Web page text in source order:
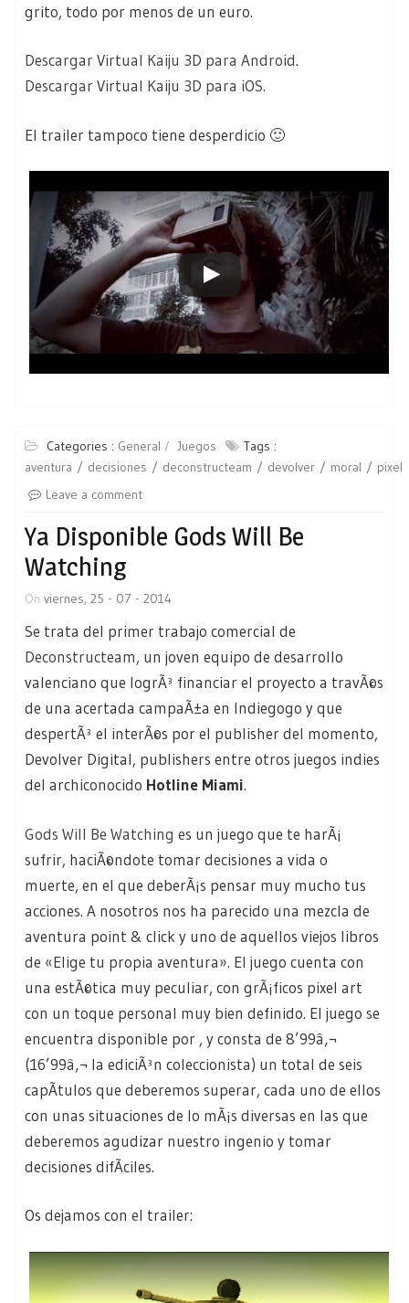
grito, todo por menos de un euro.
Descargar Virtual Kaiju 3D para Android.
Descargar Virtual Kaiju 3D para iOS.
El trailer tampoco tiene desperdicio 🙂
Categories : General Juegos
Tags :
aventura
decisiones deconstructeam devolver moral
pixel
Leave a comment
Ya Disponible Gods Will Be
Watching
On viernes, 25 - 07 - 2014
Se trata del primer trabajo comercial de
Deconstructeam, un joven equipo de desarrollo
valenciano que logrÃ³ financiar el proyecto a travÃ©s
de una acertada campaÃ±a en Indiegogo y que
despertÃ³ el interÃ©s por el publisher del momento,
Devolver Digital, publishers entre otros juegos indies
del archiconocido Hotline Miami.
Gods Will Be Watching es un juego que te harÃ¡
sufrir, haciÃ©ndote tomar decisiones a vida o
muerte, en el que deberÃ¡s pensar muy mucho tus
acciones. A nosotros nos ha parecido una mezcla de
aventura point & click y uno de aquellos viejos libros
de «Elige tu propia aventura». El juego cuenta con
una estÃ©tica muy peculiar, con grÃ¡ficos pixel art
con un toque personal muy bien definido. El juego se
encuentra disponible por , y consta de 8’99â‚¬
(16’99â‚¬ la ediciÃ³n coleccionista) un total de seis
capÃ­tulos que deberemos superar, cada uno de ellos
con unas situaciones de lo mÃ¡s diversas en las que
deberemos agudizar nuestro ingenio y tomar
decisiones difÃ­ciles.
Os dejamos con el trailer: